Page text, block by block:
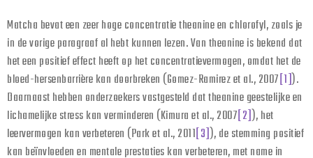
Matcha bevat een zeer hoge concentratie theanine en chlorofyl, zoals je
in de vorige paragraaf al hebt kunnen lezen. Van theanine is bekend dat
het een positief effect heeft op het concentratievermogen, omdat het de
bloed-hersenbarrière kan doorbreken (Gomez-Ramirez et al., 2007[1]).
Daarnaast hebben onderzoekers vastgesteld dat theanine geestelijke en
lichamelijke stress kan verminderen (Kimura et al., 2007[2]), het
leervermogen kan verbeteren (Park et al., 2011[3]), de stemming positief
kan beïnvloeden en mentale prestaties kan verbeteren, met name in